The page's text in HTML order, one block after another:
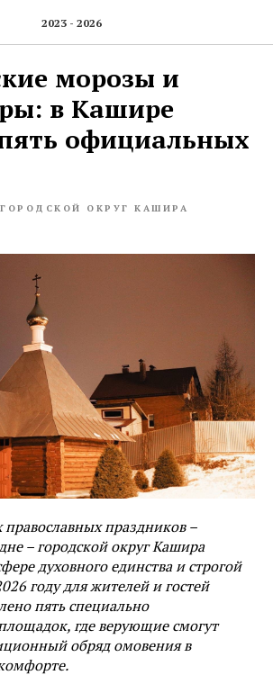
2023 - 2026
морозы и
в Кашире
официальных
ГОРОДСКОЙ ОКРУГ КАШИРА
праздников –
– городской округ Кашира
духовного единства и строгой
году для жителей и гостей
пять специально
где верующие смогут
обряд омовения в